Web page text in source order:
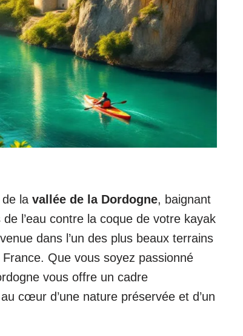
la vallée de la Dordogne, baignant
l’eau contre la coque de votre kayak
dans l’un des plus beaux terrains
Que vous soyez passionné
vous offre un cadre
cœur d’une nature préservée et d’un